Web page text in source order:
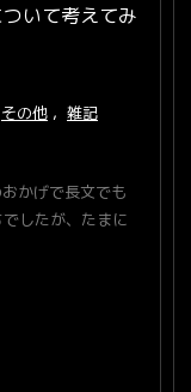
いて考えてみ
その他 , 雑記
かげで長文でも
したが、たまに